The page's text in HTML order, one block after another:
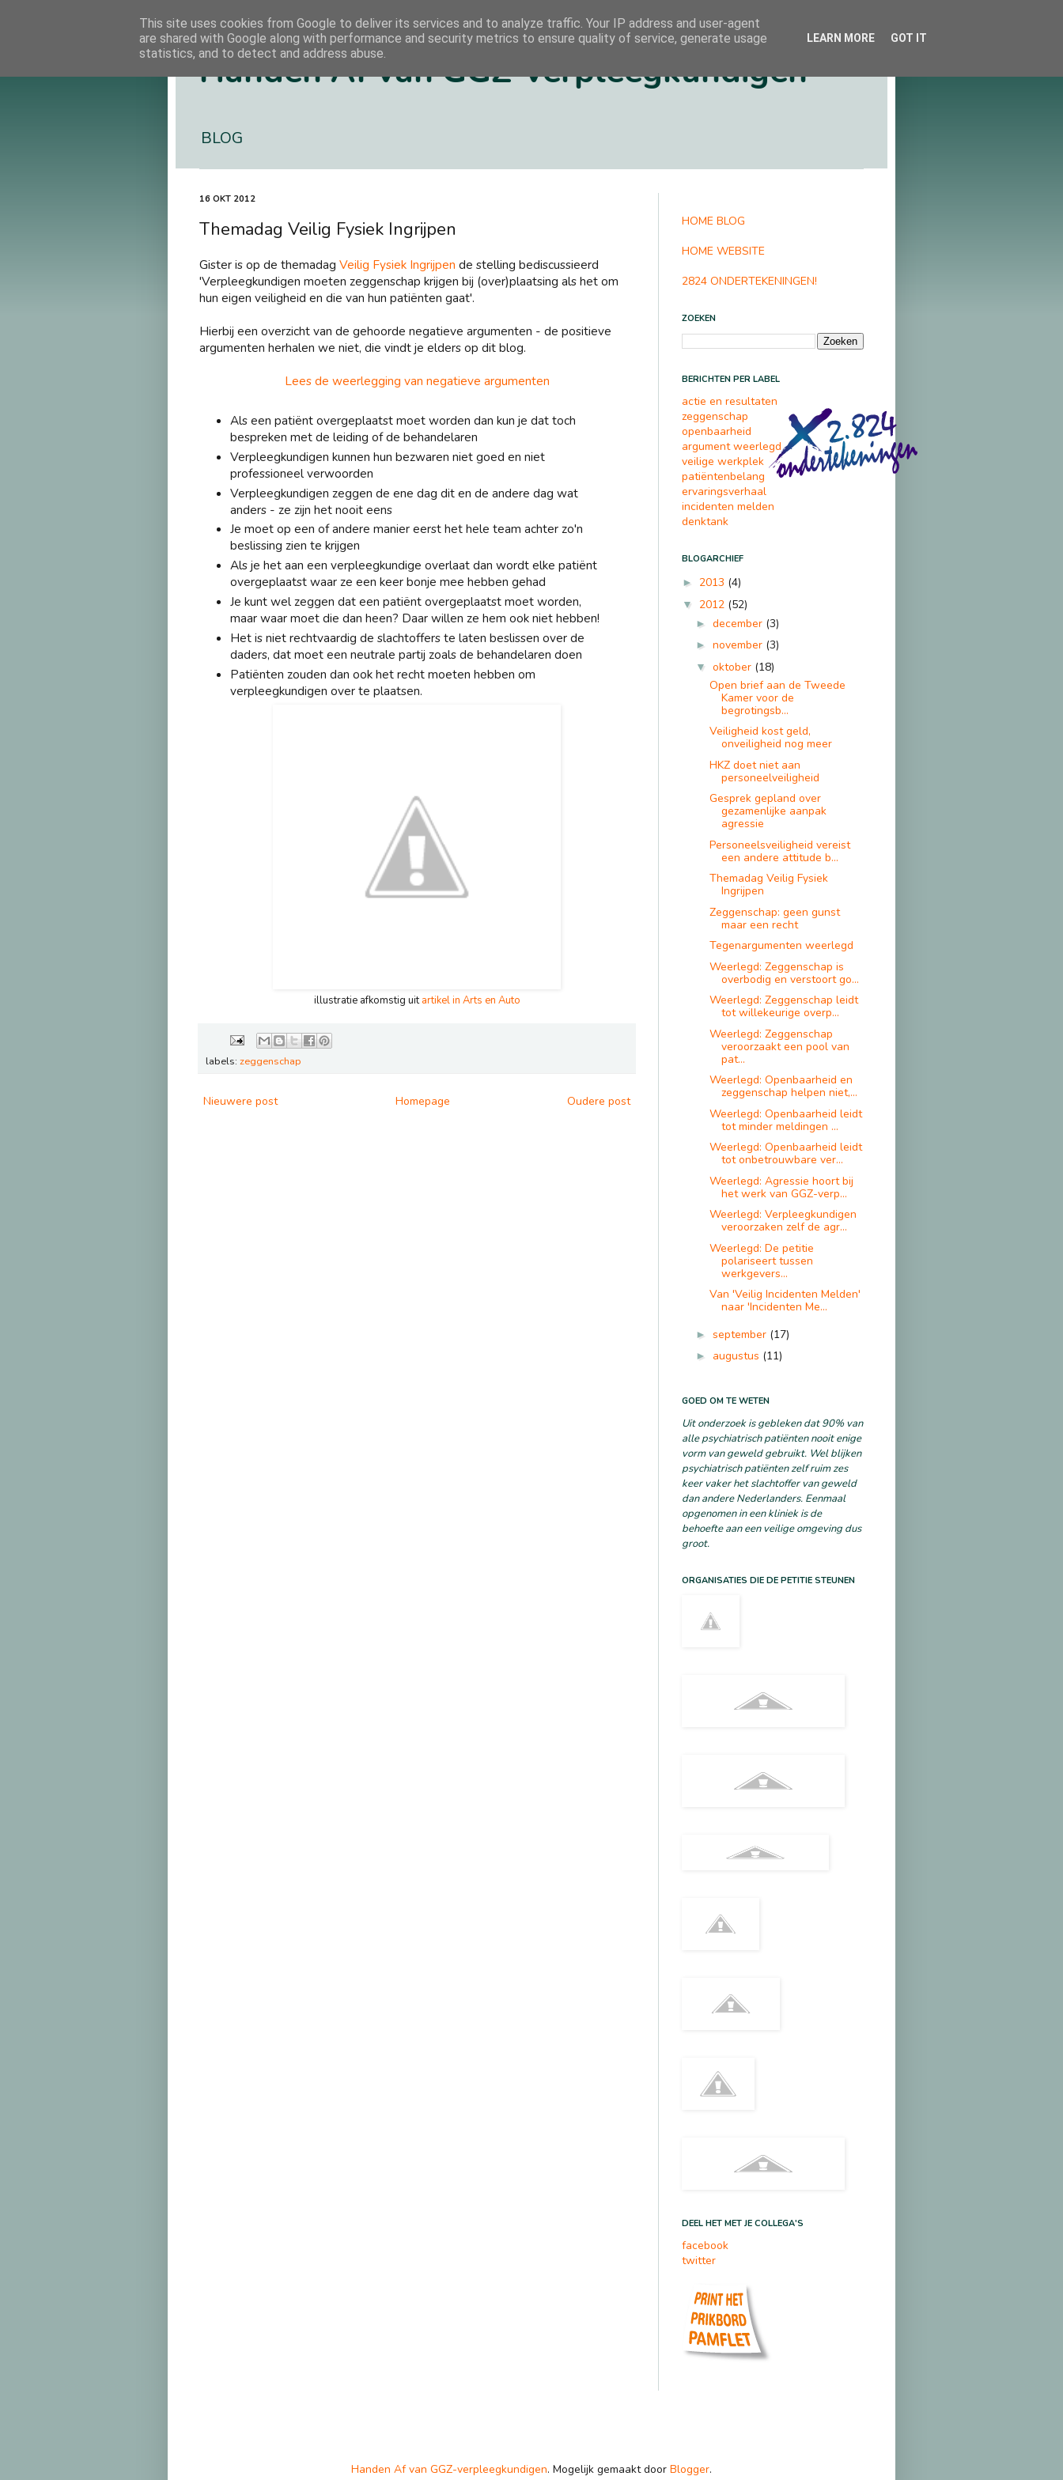
Handen Af van GGZ-verpleegkundigen
BLOG
16 OKT 2012
Themadag Veilig Fysiek Ingrijpen
Gister is op de themadag Veilig Fysiek Ingrijpen de stelling bediscussieerd
'Verpleegkundigen moeten zeggenschap krijgen bij (over)plaatsing als het om
hun eigen veiligheid en die van hun patiënten gaat'.
Hierbij een overzicht van de gehoorde negatieve argumenten - de positieve
argumenten herhalen we niet, die vindt je elders op dit blog.
Lees de weerlegging van negatieve argumenten
Als een patiënt overgeplaatst moet worden dan kun je dat toch
bespreken met de leiding of de behandelaren
Verpleegkundigen kunnen hun bezwaren niet goed en niet
professioneel verwoorden
Verpleegkundigen zeggen de ene dag dit en de andere dag wat
anders - ze zijn het nooit eens
Je moet op een of andere manier eerst het hele team achter zo'n
beslissing zien te krijgen
Als je het aan een verpleegkundige overlaat dan wordt elke patiënt
overgeplaatst waar ze een keer bonje mee hebben gehad
Je kunt wel zeggen dat een patiënt overgeplaatst moet worden,
maar waar moet die dan heen? Daar willen ze hem ook niet hebben!
Het is niet rechtvaardig de slachtoffers te laten beslissen over de
daders, dat moet een neutrale partij zoals de behandelaren doen
Patiënten zouden dan ook het recht moeten hebben om
verpleegkundigen over te plaatsen.
illustratie afkomstig uitartikel in Arts en Auto
labels: zeggenschap
Nieuwere post Oudere post
Homepage
HOME BLOG
HOME WEBSITE
2824 ONDERTEKENINGEN!
ZOEKEN
BERICHTEN PER LABEL
actie en resultaten
zeggenschap
openbaarheid
argument weerlegd
veilige werkplek
patiëntenbelang
ervaringsverhaal
incidenten melden
denktank
BLOGARCHIEF
► 2013 (4)
▼ 2012 (52)
► december (3)
► november (3)
▼ oktober (18)
Open brief aan de Tweede
Kamer voor de
begrotingsb...
Veiligheid kost geld,
onveiligheid nog meer
HKZ doet niet aan
personeelveiligheid
Gesprek gepland over
gezamenlijke aanpak
agressie
Personeelsveiligheid vereist
een andere attitude b...
Themadag Veilig Fysiek
Ingrijpen
Zeggenschap: geen gunst
maar een recht
Tegenargumenten weerlegd
Weerlegd: Zeggenschap is
overbodig en verstoort go...
Weerlegd: Zeggenschap leidt
tot willekeurige overp...
Weerlegd: Zeggenschap
veroorzaakt een pool van
pat...
Weerlegd: Openbaarheid en
zeggenschap helpen niet,...
Weerlegd: Openbaarheid leidt
tot minder meldingen ...
Weerlegd: Openbaarheid leidt
tot onbetrouwbare ver...
Weerlegd: Agressie hoort bij
het werk van GGZ-verp...
Weerlegd: Verpleegkundigen
veroorzaken zelf de agr...
Weerlegd: De petitie
polariseert tussen
werkgevers...
Van 'Veilig Incidenten Melden'
naar 'Incidenten Me...
► september (17)
► augustus (11)
GOED OM TE WETEN
Uit onderzoek is gebleken dat 90% van
alle psychiatrisch patiënten nooit enige
vorm van geweld gebruikt. Wel blijken
psychiatrisch patiënten zelf ruim zes
keer vaker het slachtoffer van geweld
dan andere Nederlanders. Eenmaal
opgenomen in een kliniek is de
behoefte aan een veilige omgeving dus
groot.
ORGANISATIES DIE DE PETITIE STEUNEN
DEEL HET MET JE COLLEGA'S
facebook
twitter
Handen Af van GGZ-verpleegkundigen. Mogelijk gemaakt door Blogger.
This site uses cookies from Google to deliver its services and to analyze traffic. Your IP address and user-agent
are shared with Google along with performance and security metrics to ensure quality of service, generate usage
statistics, and to detect and address abuse.
LEARN MORE GOT IT